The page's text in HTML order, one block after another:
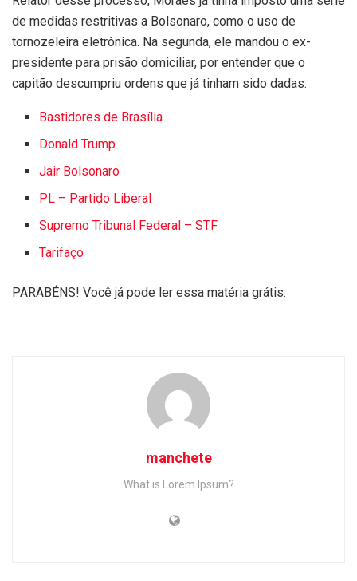
de medidas restritivas a Bolsonaro, como o uso de
tornozeleira eletrônica. Na segunda, ele mandou o ex-
presidente para prisão domiciliar, por entender que o
capitão descumpriu ordens que já tinham sido dadas.
Bastidores de Brasília
Donald Trump
Jair Bolsonaro
PL – Partido Liberal
Supremo Tribunal Federal – STF
Tarifaço
PARABÉNS! Você já pode ler essa matéria grátis.
manchete
What is Lorem Ipsum?